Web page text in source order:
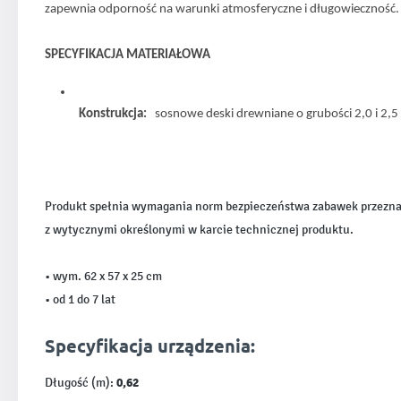
zapewnia odporność na warunki atmosferyczne i długowieczność.
SPECYFIKACJA MATERIAŁOWA
Konstrukcja: sosnowe deski drewniane o grubości 2,0 i
Produkt spełnia wymagania norm bezpieczeństwa zabawek
z wytycznymi określonymi w karcie technicznej produktu.
• wym. 62 x 57 x 25 cm
• od 1 do 7 lat
Specyfikacja urządzenia:
Długość (m): 0,62